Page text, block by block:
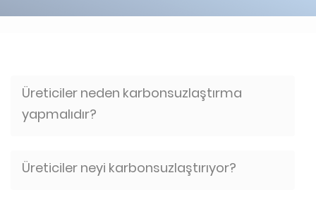
Üreticiler neden karbonsuzlaştırma
yapmalıdır?
Üreticiler neyi karbonsuzlaştırıyor?